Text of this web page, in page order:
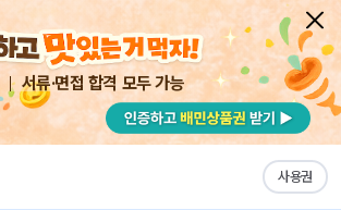
서류·면접 합격 모두 가능
사용권
목 자소서 내 작성목록
Intern (재무 인턴)